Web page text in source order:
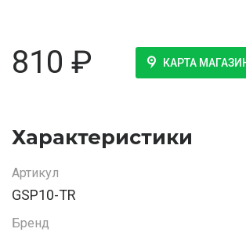
810 ₽ КАРТА
Характеристики
Артикул
GSP10-TR
Бренд